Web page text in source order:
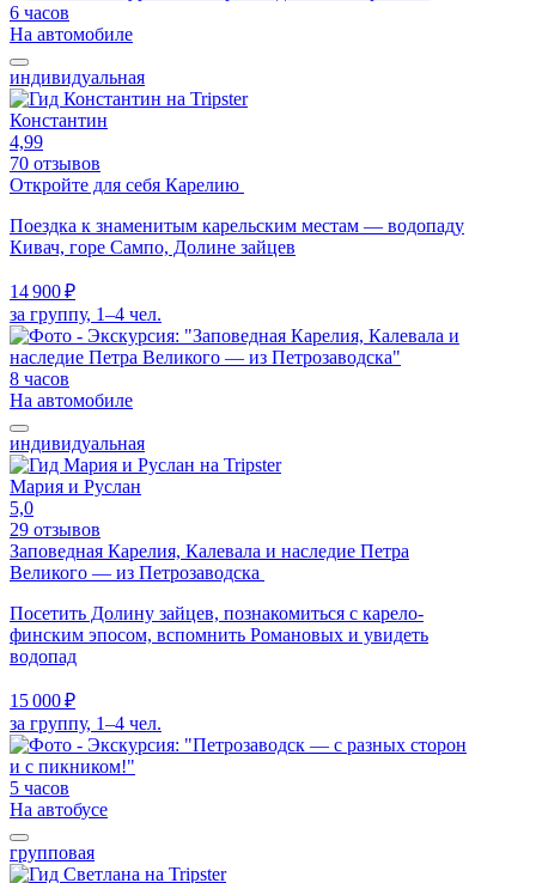
6 часов
На автомобиле
индивидуальная
Константин
4,99
70 отзывов
Откройте для себя Карелию
Поездка к знаменитым карельским местам — водопаду
Кивач, горе Сампо, Долине зайцев
14 900 ₽
за группу, 1–4 чел.
8 часов
На автомобиле
индивидуальная
Мария и Руслан
5,0
29 отзывов
Заповедная Карелия, Калевала и наследие Петра
Великого — из Петрозаводска
Посетить Долину зайцев, познакомиться с карело-
финским эпосом, вспомнить Романовых и увидеть
водопад
15 000 ₽
за группу, 1–4 чел.
5 часов
На автобусе
групповая